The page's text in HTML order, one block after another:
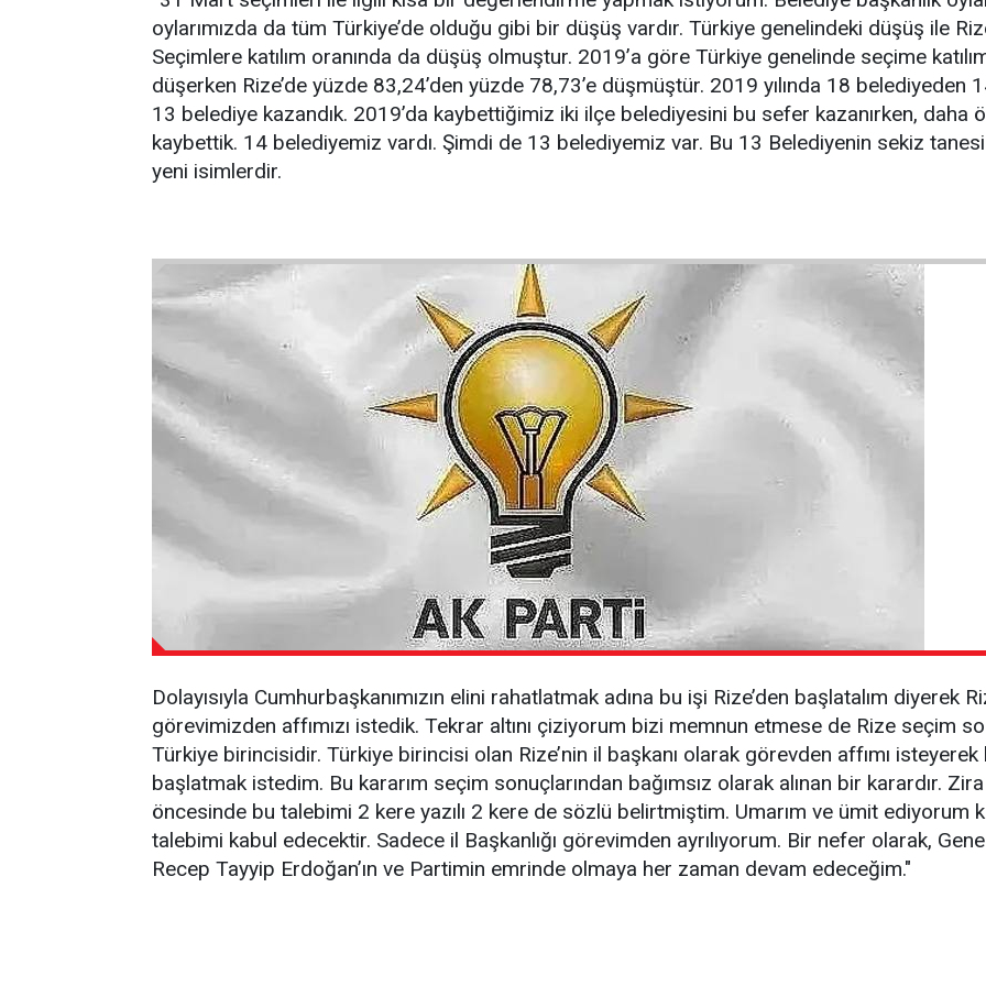
oylarımızda da tüm Türkiye’de olduğu gibi bir düşüş vardır. Türkiye genelindeki düşüş ile
Seçimlere katılım oranında da düşüş olmuştur. 2019’a göre Türkiye genelinde seçime
düşerken Rize’de yüzde 83,24’den yüzde 78,73’e düşmüştür. 2019 yılında 18 belediyeden
13 belediye kazandık. 2019’da kaybettiğimiz iki ilçe belediyesini bu sefer kazanırken, daha
kaybettik. 14 belediyemiz vardı. Şimdi de 13 belediyemiz var. Bu 13 Belediyenin sekiz
yeni isimlerdir.
Dolayısıyla Cumhurbaşkanımızın elini rahatlatmak adına bu işi Rize’den başlatalım diyerek
görevimizden affımızı istedik. Tekrar altını çiziyorum bizi memnun etmese de Rize seçim
Türkiye birincisidir. Türkiye birincisi olan Rize’nin il başkanı olarak görevden affımı
başlatmak istedim. Bu kararım seçim sonuçlarından bağımsız olarak alınan bir karardır.
öncesinde bu talebimi 2 kere yazılı 2 kere de sözlü belirtmiştim. Umarım ve ümit
talebimi kabul edecektir. Sadece il Başkanlığı görevimden ayrılıyorum. Bir nefer olarak,
Recep Tayyip Erdoğan’ın ve Partimin emrinde olmaya her zaman devam edeceğim."